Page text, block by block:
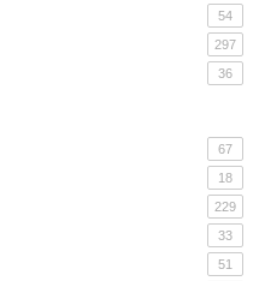
54
297
36
67
18
229
33
51